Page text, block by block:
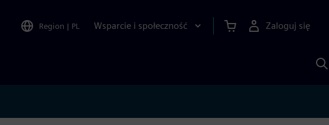
Region | PL Wsparcie i społeczność Zaloguj się